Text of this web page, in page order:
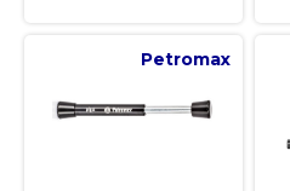
Petromax